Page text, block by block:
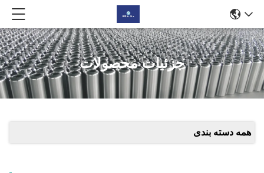
جزئیات محصولات
همه دسته بندی